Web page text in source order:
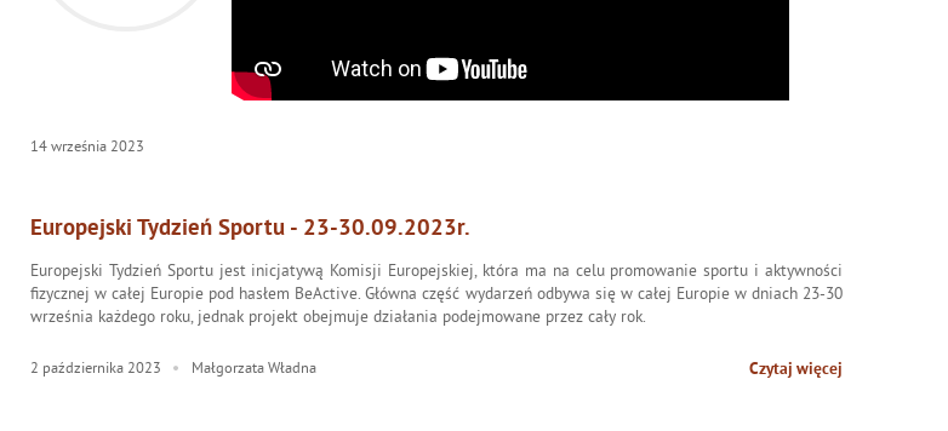
14 września 2023
Europejski Tydzień Sportu - 23-30.09.2023r.
Europejski Tydzień Sportu jest inicjatywą Komisji Europejskiej, która ma na celu promowanie sportu i aktywności
fizycznej w całej Europie pod hasłem BeActive. Główna część wydarzeń odbywa się w całej Europie w dniach 23-30
września każdego roku, jednak projekt obejmuje działania podejmowane przez cały rok.
2 października 2023 Małgorzata Władna Czytaj więcej